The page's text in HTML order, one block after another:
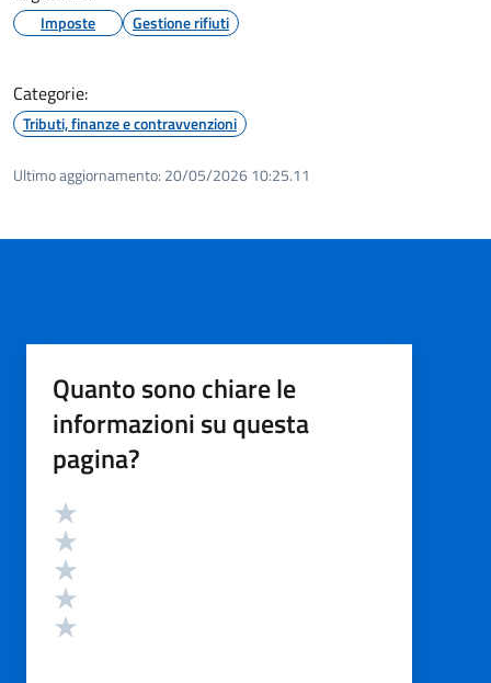
Imposte Gestione rifiuti
Categorie:
Tributi, finanze e contravvenzioni
Ultimo aggiornamento: 20/05/2026 10:25.11
Quanto sono chiare le
informazioni su questa
pagina?
Valutazione